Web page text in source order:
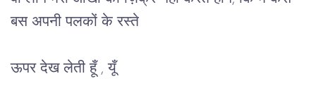
बस अपनी पलकों के रस्ते
ऊपर देख लेती हूँ , यूँ